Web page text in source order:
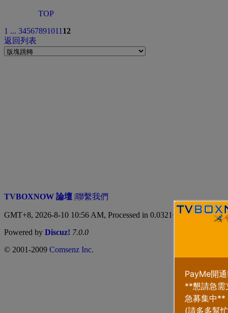
TOP
1 ... 34567891011 12
返回列表
TVBOXNOW 論壇 |聯繫我們
GMT+8, 2026-8-10 10:56 AM, Processed in 0.032106 second(s), 4
Powered by Discuz! 7.0.0
© 2001-2009 Comsenz Inc.